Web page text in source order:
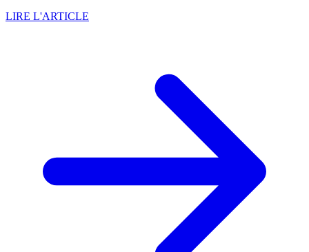
LIRE L'ARTICLE